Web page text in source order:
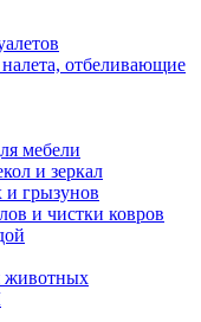
отбеливающие
мебели
и зеркал
и грызунов
и чистки ковров
животных